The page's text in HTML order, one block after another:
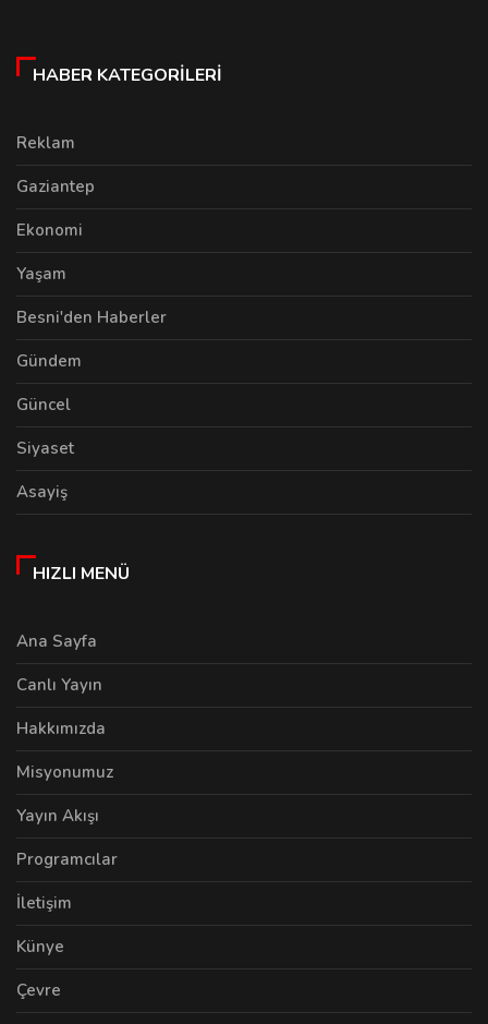
HABER KATEGORILERI
Reklam
Gaziantep
Ekonomi
Yaşam
Besni'den Haberler
Gündem
Güncel
Siyaset
Asayiş
HIZLI MENÜ
Ana Sayfa
Canlı Yayın
Hakkımızda
Misyonumuz
Yayın Akışı
Programcılar
İletişim
Künye
Çevre